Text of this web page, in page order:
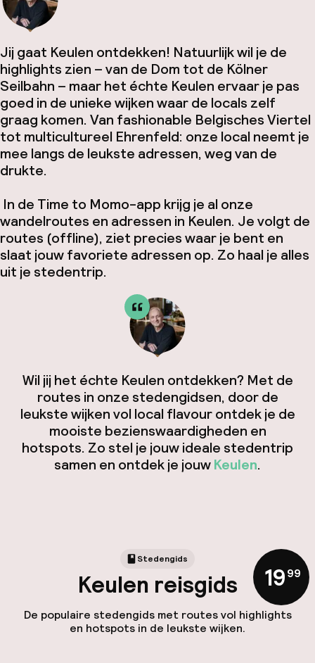
Jij gaat Keulen ontdekken! Natuurlijk wil je de
highlights zien – van de Dom tot de Kölner
Seilbahn – maar het échte Keulen ervaar je pas
goed in de unieke wijken waar de locals zelf
graag komen. Van fashionable Belgisches Viertel
tot multicultureel Ehrenfeld: onze local neemt je
mee langs de leukste adressen, weg van de
drukte.
In de Time to Momo-app krijg je al onze
wandelroutes en adressen in Keulen. Je volgt de
routes (offline), ziet precies waar je bent en
slaat jouw favoriete adressen op. Zo haal je alles
uit je stedentrip.
Wil jij het échte Keulen ontdekken? Met de
routes in onze stedengidsen, door de
leukste wijken vol local flavour ontdek je de
mooiste bezienswaardigheden en
hotspots. Zo stel je jouw ideale stedentrip
samen en ontdek je jouwKeulen.
Stedengids
Keulen reisgids
De populaire stedengids met routes vol highlights
en hotspots in de leukste wijken.
19,99